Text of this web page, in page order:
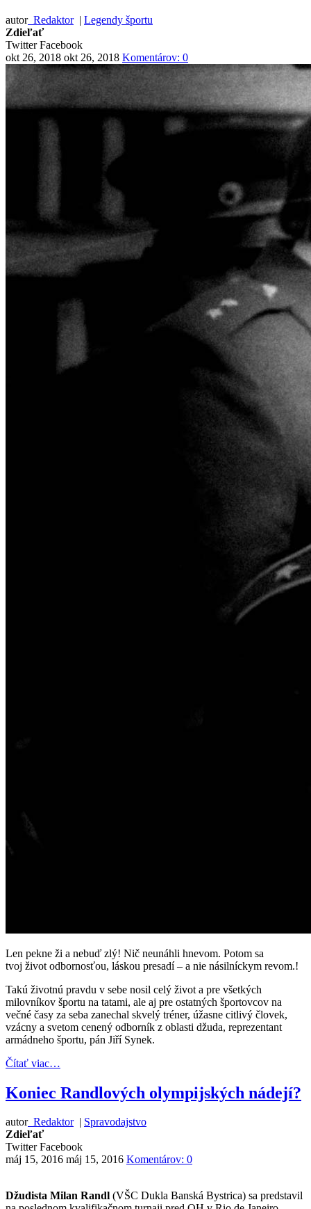
autor Redaktor | Legendy športu
Zdieľať
Twitter Facebook
okt 26, 2018 okt 26, 2018 Komentárov: 0
Len pekne ži a nebuď zlý! Nič neunáhli hnevom. Potom sa
tvoj život odbornosťou, láskou presadí – a nie násilníckym revom.!
Takú životnú pravdu v sebe nosil celý život a pre všetkých
milovníkov športu na tatami, ale aj pre ostatných športovcov na
večné časy za seba zanechal skvelý tréner, úžasne citlivý človek,
vzácny a svetom cenený odborník z oblasti džuda, reprezentant
armádneho športu, pán Jiří Synek.
Čítať viac…
Koniec Randlových olympijských nádejí?
autor Redaktor
Spravodajstvo
Zdieľať
Twitter Facebook
máj 15, 2016 máj 15, 2016 Komentárov: 0
Džudista Milan Randl (VŠC Dukla Banská Bystrica) sa predstavil